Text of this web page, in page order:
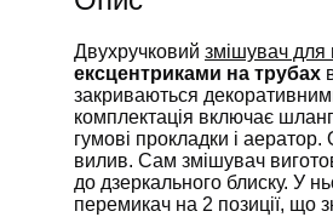
Двухручковий змішувач
ексцентриками на трубах
закриваються
комплектація включає
гумові прокладки і
вилив. Сам змішувач
до дзеркального блиску. У
перемикач на 2 позиції, що